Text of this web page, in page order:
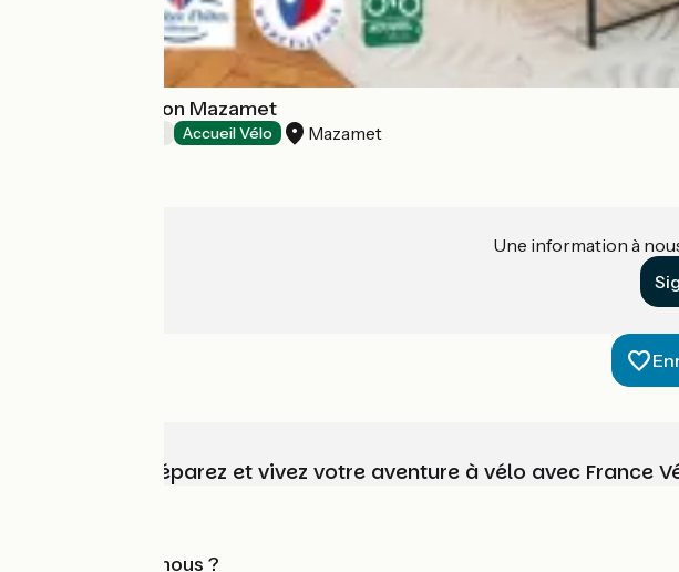
La Grande Maison Mazamet
Accueil Vélo Mazamet
Une information à
Choisissez, préparez et vivez votre aventure à vélo avec France
Qui sommes-nous ?